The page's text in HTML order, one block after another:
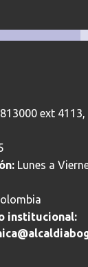
ext 4113,
Lunes a
institucional: